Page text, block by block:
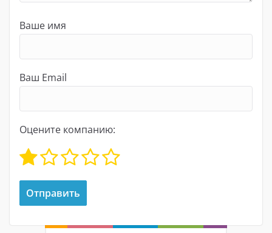
Ваше имя
Ваш Email
Оцените компанию: